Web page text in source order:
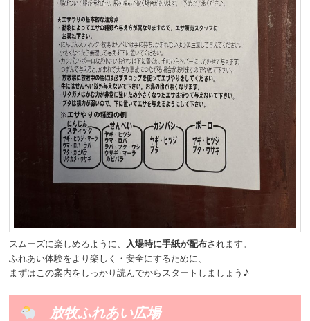
スムーズに楽しめるように、 入場時に手紙が配布されます。
ふれあい体験をより楽しく・安全にするために、
まずはこの案内をしっかり読んでからスタートしましょう♪
放牧ふれあい広場